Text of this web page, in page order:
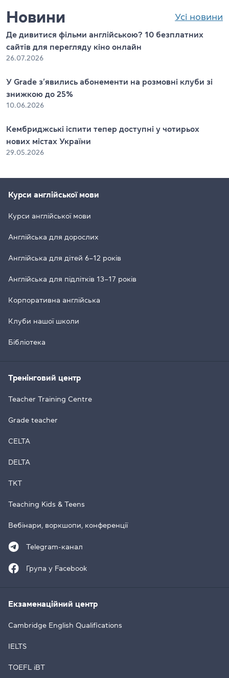
Новини Усі новини
Де дивитися фільми англійською? 10 безплатних
сайтів для перегляду кіно онлайн
26.07.2026
У Grade з’явились абонементи на розмовні клуби зі
знижкою до 25%
10.06.2026
Кембриджські іспити тепер доступні у чотирьох
нових містах України
29.05.2026
Курси англійської мови
Курси англійської мови
Англійська для дорослих
Англійська для дітей 6–12 років
Англійська для підлітків 13–17 років
Корпоративна англійська
Клуби нашої школи
Бібліотека
Тренінговий центр
Teacher Training Centre
Grade teacher
CELTA
DELTA
TKT
Teaching Kids & Teens
Вебінари, воркшопи, конференції
Telegram-канал
Група у Facebook
Екзаменаційний центр
Cambridge English Qualifications
IELTS
TOEFL iBT